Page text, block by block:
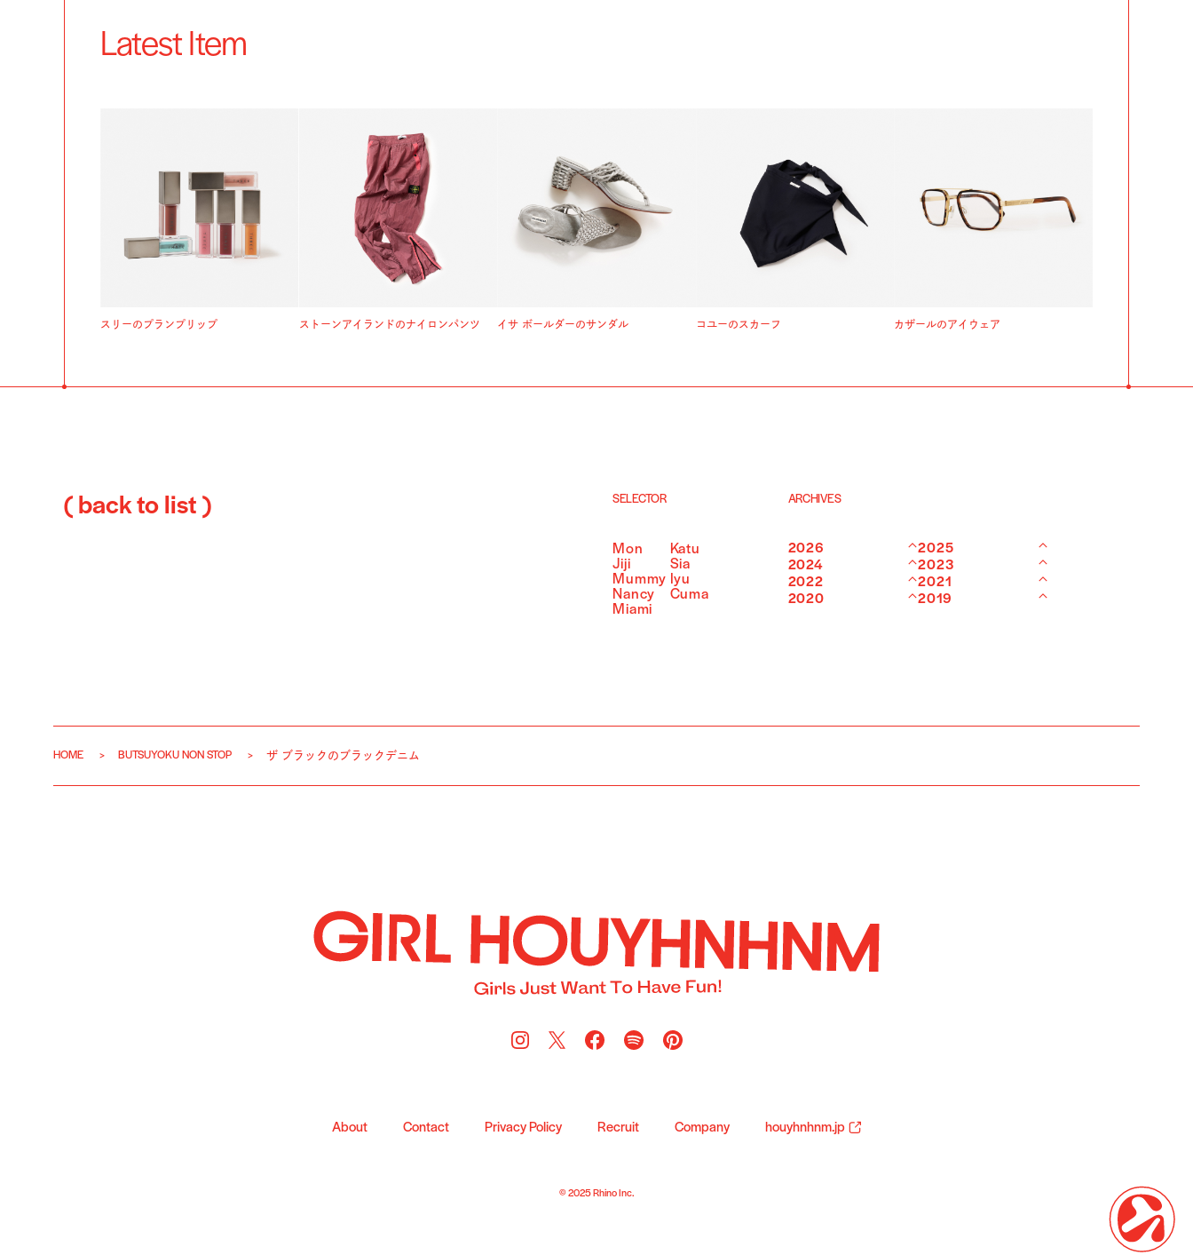
Latest Item
スリーのプランプリップ ストーンアイランドのナイロンパンツ イサ ボールダーのサンダル コユーのスカーフ カザールのアイウェア
( back to list ) SELECTOR
Mon
Katu
Jiji
Sia
Mummy Iyu
Nancy
Cuma
Miami
ARCHIVES
2026
2025
2024
2023
2022
2021
2020
2019
HOME BUTSUYOKU NON STOP ザ ブラックのブラックデニム
About Contact Privacy Policy Recruit Company houyhnhnm.jp
© 2025 Rhino Inc.